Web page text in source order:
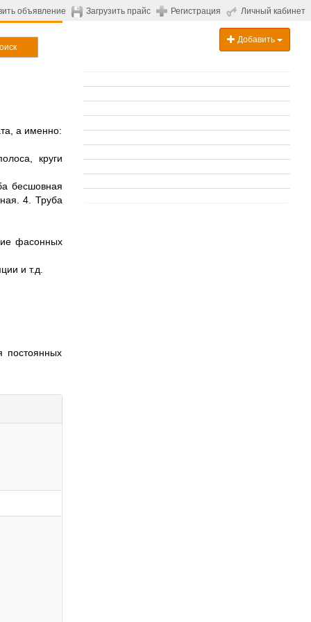
объявление Загрузить прайс Регистрация Личный кабинет
Добавить
а именно:
круги
бесшовная
4. Труба
фасонных
и т.д.
постоянных